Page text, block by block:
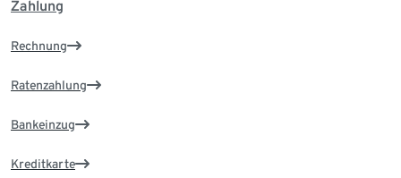
Zahlung
Rechnung
Ratenzahlung
Bankeinzug
Kreditkarte